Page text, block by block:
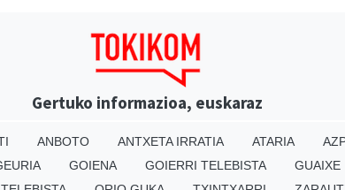
Gertuko informazioa, euskaraz
ANBOTO ANTXETA IRRATIA ATARIA
GOIENA GOIERRI TELEBISTA
GUAIXE